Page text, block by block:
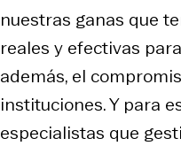
nuestras ganas que
reales y efectivas
además, el
instituciones. Y para
especialistas que